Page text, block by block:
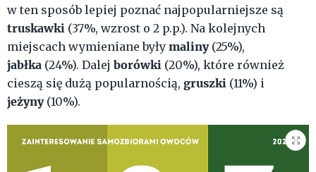
w ten sposób lepiej poznać najpopularniejsze są
truskawki (37%, wzrost o 2 p.p.). Na kolejnych
miejscach wymieniane były maliny (25%),
jabłka (24%). Dalej borówki (20%), które również
cieszą się dużą popularnością, gruszki (11%) i
jeżyny (10%).